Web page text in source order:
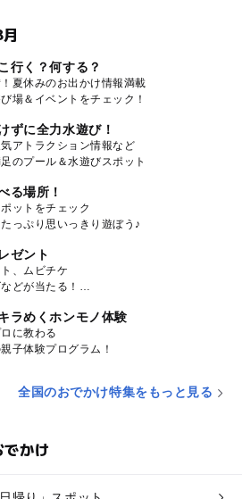
行く？何する？
夏休みのお出かけ情報満載
場＆イベントをチェック！
ずに全力水遊び！
アトラクション情報など
のプール＆水遊びスポット
る場所！
ットをチェック
っぷり思いっきり遊ぼう♪
ゼント
、ムビチケ
どが当たる！
ラめくホンモノ体験
に教わる
子体験プログラム！
全国のおでかけ特集をもっと見る
かけ